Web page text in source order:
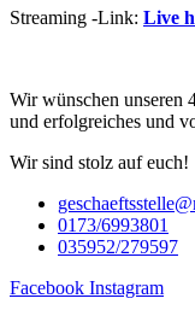
Streaming -Link: Live
Wir wünschen unseren
und erfolgreiches und
Wir sind stolz auf euch!
0173/6993801
035952/279597
Facebook Instagram